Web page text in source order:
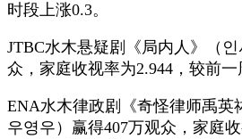
时段上涨0.3。
JTBC水木悬疑剧《局内人》（
众，家庭收视率为2.944，较前一
ENA水木律政剧《奇怪律师禹英
우영우）赢得407万观众，家庭